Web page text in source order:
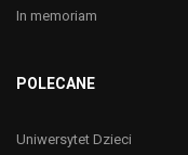
In memoriam
POLECANE
Uniwersytet Dzieci